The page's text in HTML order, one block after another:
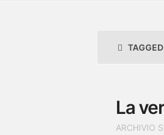
La
ARCHIVIO